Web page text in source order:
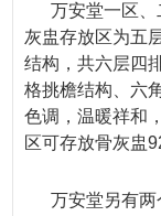
万安堂一区
灰盅存放区为五
结构，共六层四
格挑檐结构、六
色调，温暖祥和
区可存放骨灰盅
万安堂另有